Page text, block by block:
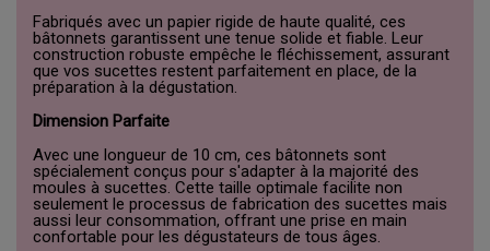
Fabriqués avec un papier rigide de haute qualité, ces
bâtonnets garantissent une tenue solide et fiable. Leur
construction robuste empêche le fléchissement, assurant
que vos sucettes restent parfaitement en place, de la
préparation à la dégustation.
Dimension Parfaite
Avec une longueur de 10 cm, ces bâtonnets sont
spécialement conçus pour s'adapter à la majorité des
moules à sucettes. Cette taille optimale facilite non
seulement le processus de fabrication des sucettes mais
aussi leur consommation, offrant une prise en main
confortable pour les dégustateurs de tous âges.